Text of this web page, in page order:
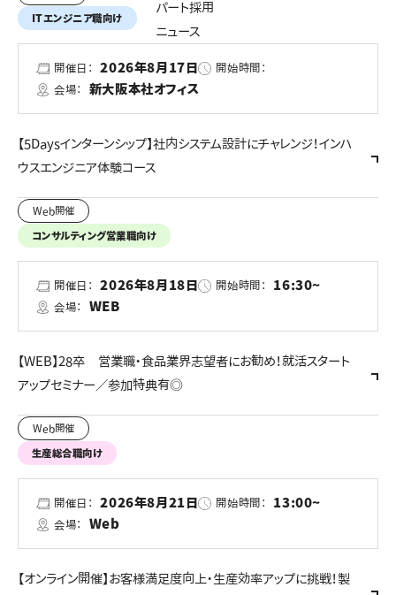
パート採用
ニュース
ITエンジニア職向け
開催日： 2026年8月17日
開始時間：
会場：
新大阪本社オフィス
【5Daysインターンシップ】社内システム設計にチャレンジ！インハ
ウスエンジニア体験コース
Web開催
コンサルティング営業職向け
開催日： 2026年8月18日 開始時間： 16:30~
会場： WEB
【WEB】28卒 営業職・食品業界志望者にお勧め！就活スタート
アップセミナー／参加特典有◎
Web開催
生産総合職向け
開催日： 2026年8月21日 開始時間： 13:00~
会場： Web
【オンライン開催】お客様満足度向上・生産効率アップに挑戦！製